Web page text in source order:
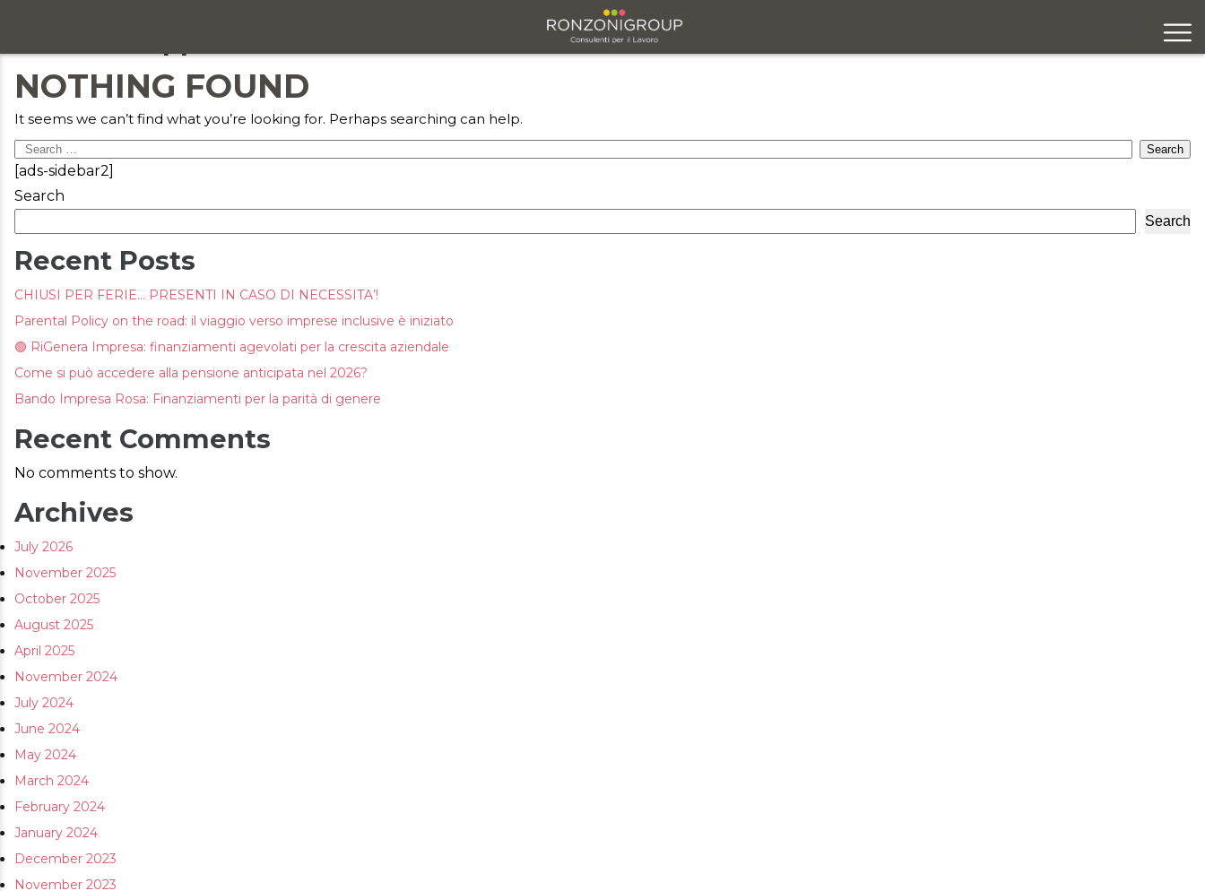
Chi siamo
Formazione
Eventi
Ricerca e selezione
Blog
Contatti
AREA RISERVATA
NOTHING FOUND
It seems we can’t find what you’re looking for. Perhaps searching can help.
Search
for:
[ads-sidebar2]
Search
Search
Recent Posts
CHIUSI PER FERIE… PRESENTI IN CASO DI NECESSITA’!
Parental Policy on the road: il viaggio verso imprese inclusive è iniziato
🟢 RiGenera Impresa: finanziamenti agevolati per la crescita aziendale
Come si può accedere alla pensione anticipata nel 2026?
Bando Impresa Rosa: Finanziamenti per la parità di genere
Recent Comments
No comments to show.
Archives
July 2026
November 2025
October 2025
August 2025
April 2025
November 2024
July 2024
June 2024
May 2024
March 2024
February 2024
January 2024
December 2023
November 2023